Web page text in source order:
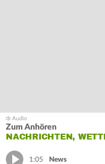
Zum Anhören
NACHRICHTEN,
1:05 News